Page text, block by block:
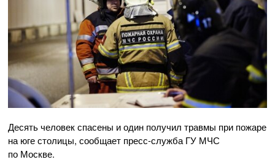
Десять человек спасены и один получил травмы при пожаре
на юге столицы, сообщает пресс-служба ГУ МЧС
по Москве.